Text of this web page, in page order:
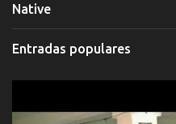
Native
Entradas populares